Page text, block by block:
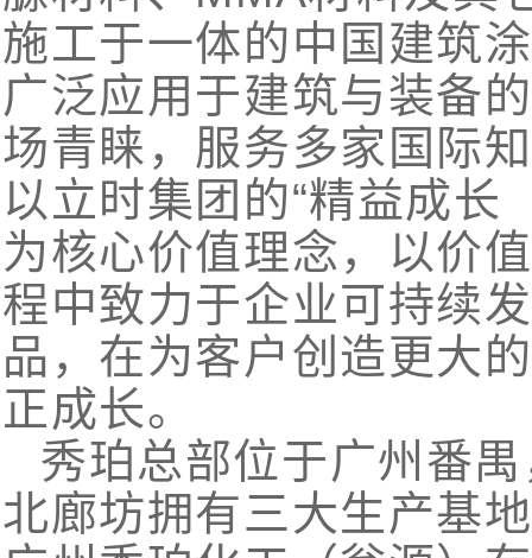
施工于一体的中国建筑
广泛应用于建筑与装备
场青睐，服务多家国际
以立时集团的“精益成
为核心价值理念，以价
程中致力于企业可持续
品，在为客户创造更大
正成长。
秀珀总部位于广州番
北廊坊拥有三大生产基